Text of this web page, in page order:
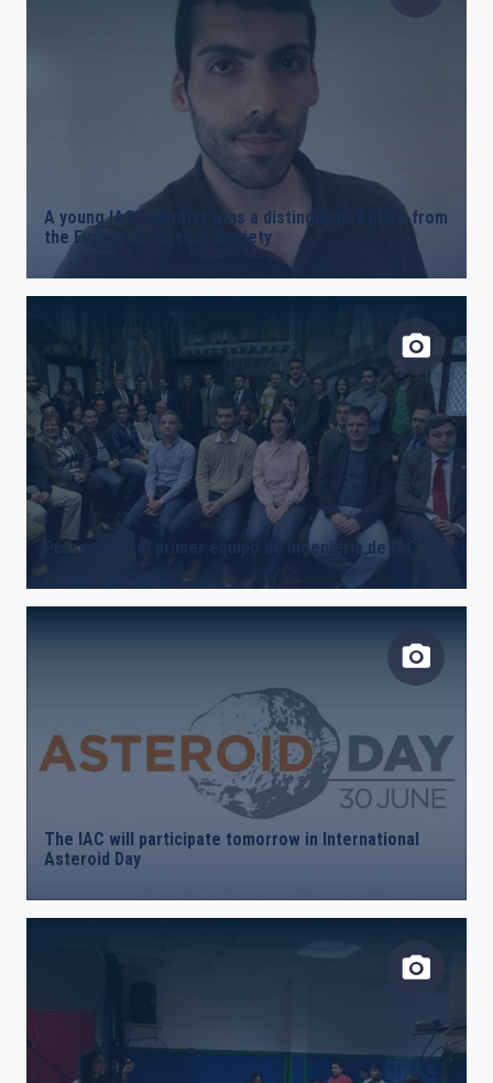
A young IAC scientist wins a distinguished prize from
the European Physical Society
Presentado el primer equipo de ingeniería de IACTEC
The IAC will participate tomorrow in International
Asteroid Day